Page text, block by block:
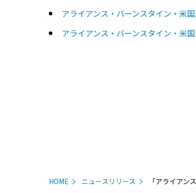
アライアンス・バーンスタイン・米
アライアンス・バーンスタイン・米
HOME ニュースリリース 「アライア